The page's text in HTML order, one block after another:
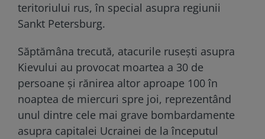
teritoriului rus, în special asupra regiunii
Sankt Petersburg.
Săptămâna trecută, atacurile rusești asupra
Kievului au provocat moartea a 30 de
persoane și rănirea altor aproape 100 în
noaptea de miercuri spre joi, reprezentând
unul dintre cele mai grave bombardamente
asupra capitalei Ucrainei de la începutul